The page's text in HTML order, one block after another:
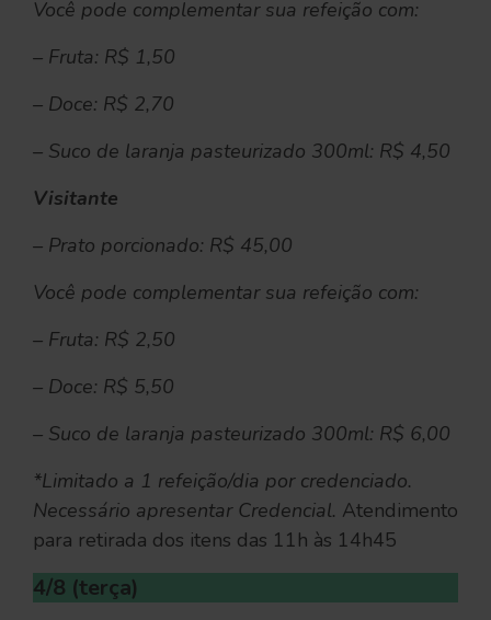
Você pode complementar sua refeição com:
– Fruta: R$ 1,50
– Doce: R$ 2,70
– Suco de laranja pasteurizado 300ml: R$ 4,50
Visitante
– Prato porcionado: R$ 45,00
Você pode complementar sua refeição com:
– Fruta: R$ 2,50
– Doce: R$ 5,50
– Suco de laranja pasteurizado 300ml: R$ 6,00
*Limitado a 1 refeição/dia por credenciado.
Necessário apresentar Credencial. Atendimento
para retirada dos itens das 11h às 14h45
4/8 (terça)